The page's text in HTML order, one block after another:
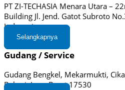
PT ZI-TECHASIA Menara Utara –
Building Jl. Jend. Gatot Subroto
Indonesia
Selangkapnya
Gudang / Service
Gudang Bengkel, Mekarmukti,
Bekasi, Jawa Barat 17530